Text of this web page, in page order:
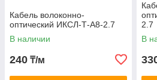
Кабель волоконно-
оптический ИКСЛ-Т-А8-2.7
В наличии
240 ₸/м
2.7
В